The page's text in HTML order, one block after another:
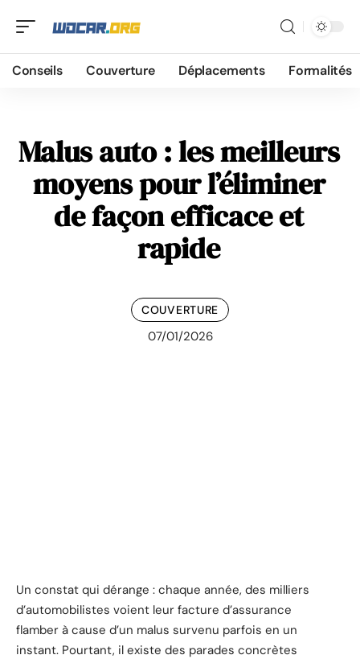
Conseils Couverture Déplacements Formalités
Malus auto : les meilleurs
moyens pour l’éliminer
de façon efficace et
rapide
COUVERTURE
07/01/2026
Un constat qui dérange : chaque année, des milliers
d’automobilistes voient leur facture d’assurance
flamber à cause d’un malus survenu parfois en un
instant. Pourtant, il existe des parades concrètes